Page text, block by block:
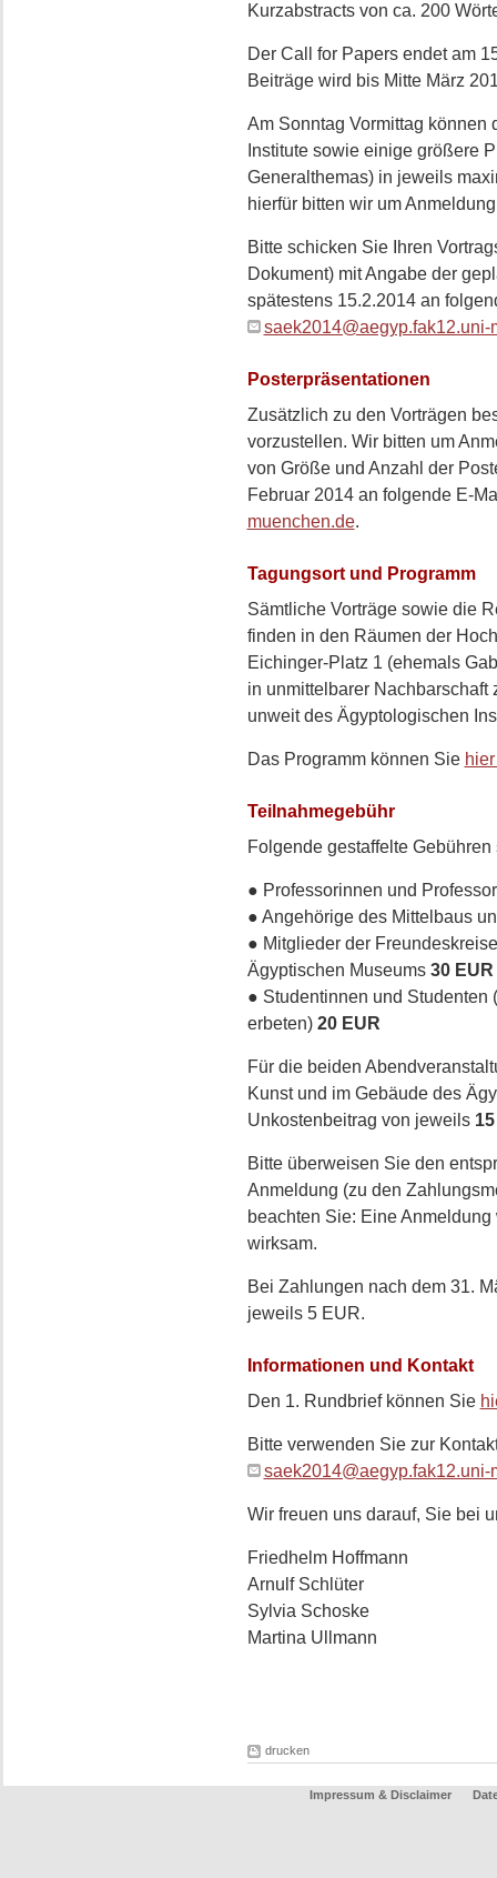
Kurzabstracts von ca. 200
Der Call for Papers endet am
Beiträge wird bis Mitte März
Am Sonntag Vormittag können
Institute sowie einige größere
Generalthemas) in jeweils
hierfür bitten wir um
Bitte schicken Sie Ihren
Dokument) mit Angabe der
spätestens 15.2.2014 an
saek2014@aegyp.fak12.uni-
Posterpräsentationen
Zusätzlich zu den Vorträgen
vorzustellen. Wir bitten um
von Größe und Anzahl der
Februar 2014 an folgende E-
muenchen.de.
Tagungsort und Programm
Sämtliche Vorträge sowie die
finden in den Räumen der
Eichinger-Platz 1 (ehemals
in unmittelbarer
unweit des Ägyptologischen
Das Programm können Sie
Teilnahmegebühr
Folgende gestaffelte
● Professorinnen und
● Angehörige des Mittelbaus
● Mitglieder der
Ägyptischen Museums 30 EUR
● Studentinnen und
erbeten) 20 EUR
Für die beiden
Kunst und im Gebäude des
Unkostenbeitrag von jeweils
Bitte überweisen Sie den
Anmeldung (zu den
beachten Sie: Eine
wirksam.
Bei Zahlungen nach dem 31.
jeweils 5 EUR.
Informationen und Kontakt
Den 1. Rundbrief können Sie
Bitte verwenden Sie zur
saek2014@aegyp.fak12.uni-
Wir freuen uns darauf, Sie bei
Friedhelm Hoffmann
Arnulf Schlüter
Sylvia Schoske
Martina Ullmann
drucken
Impressum & Disclaimer